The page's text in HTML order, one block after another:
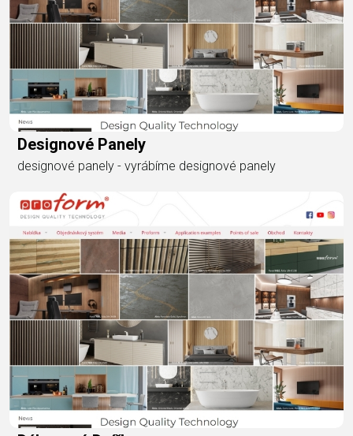
Designové Panely
designové panely - vyrábíme designové panely